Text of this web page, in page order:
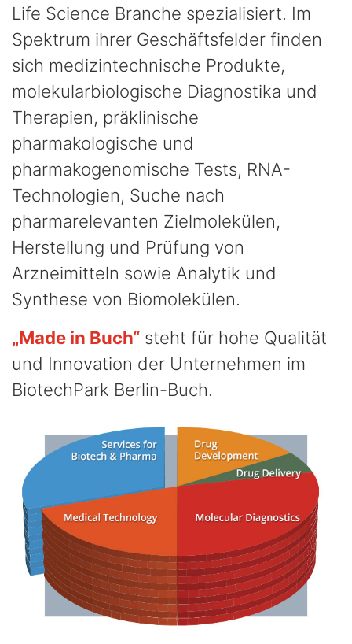
Life Science Branche spezialisiert. Im
Spektrum ihrer Geschäftsfelder finden
sich medizintechnische Produkte,
molekularbiologische Diagnostika und
Therapien, präklinische
pharmakologische und
pharmakogenomische Tests, RNA-
Technologien, Suche nach
pharmarelevanten Zielmolekülen,
Herstellung und Prüfung von
Arzneimitteln sowie Analytik und
Synthese von Biomolekülen.
„Made in Buch“ steht für hohe Qualität
und Innovation der Unternehmen im
BiotechPark Berlin-Buch.